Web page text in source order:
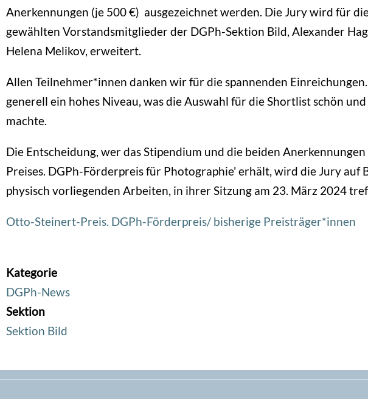
Anerkennungen (je 500 €) ausgezeichnet werden. Die Jury wird für
gewählten Vorstandsmitglieder der DGPh-Sektion Bild, Alexander
Helena Melikov, erweitert.
Allen Teilnehmer*innen danken wir für die spannenden
generell ein hohes Niveau, was die Auswahl für die Shortlist schön
machte.
Die Entscheidung, wer das Stipendium und die beiden
Preises. DGPh-Förderpreis für Photographie' erhält, wird die Jury auf
physisch vorliegenden Arbeiten, in ihrer Sitzung am 23. März 2024
Otto-Steinert-Preis. DGPh-Förderpreis/ bisherige Preisträger*innen
Kategorie
DGPh-News
Sektion
Sektion Bild